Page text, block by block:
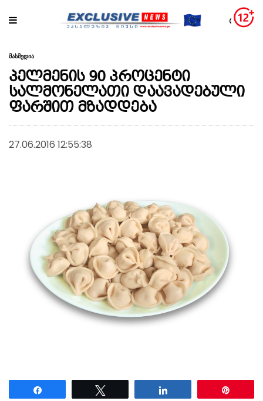
მასმედია
პელმენის 90 პროცენტი
სალმონელათი დაავადებული
ფარშით მზადდება
27.06.2016 12:55:38